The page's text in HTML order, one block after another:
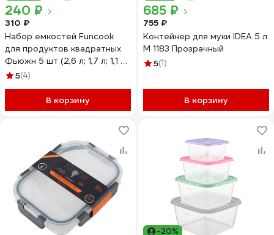
240 ₽
310 ₽
Набор емкостей Funcook
для продуктов квадратных
Фьюжн 5 шт (2,6 л; 1,7 л; 1,1 л;
0,63 л; 0,33 л) FC1114
5(4)
В корзину
685 ₽
755 ₽
Контейнер для муки IDEA 5 л
М 1183 Прозрачный
5(1)
В корзину
-20%